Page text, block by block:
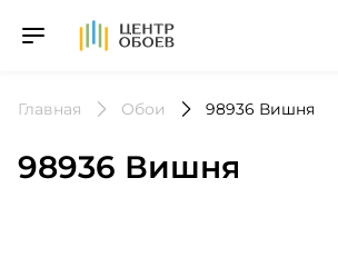
На Главную
Главная Обои 98936 Вишня
98936 Вишня